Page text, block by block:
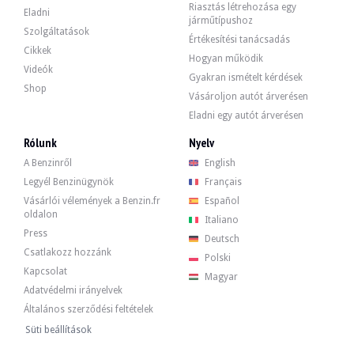
Eladni
Szolgáltatások
Cikkek
Videók
Shop
Riasztás létrehozása egy
járműtípushoz
Értékesítési tanácsadás
Hogyan működik
Gyakran ismételt kérdések
Vásároljon autót árverésen
Eladni egy autót árverésen
Rólunk
A Benzinről
Legyél Benzinügynök
Vásárlói vélemények a Benzin.fr
oldalon
Press
Csatlakozz hozzánk
Kapcsolat
Adatvédelmi irányelvek
Általános szerződési feltételek
Süti beállítások
Nyelv
English
Français
Español
Italiano
Deutsch
Polski
Magyar